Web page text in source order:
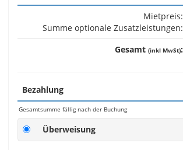
Mietpreis:
Summe optionale Zusatzleistungen:
Gesamt (inkl MwSt):
Bezahlung
Gesamtsumme fällig nach der Buchung
Überweisung